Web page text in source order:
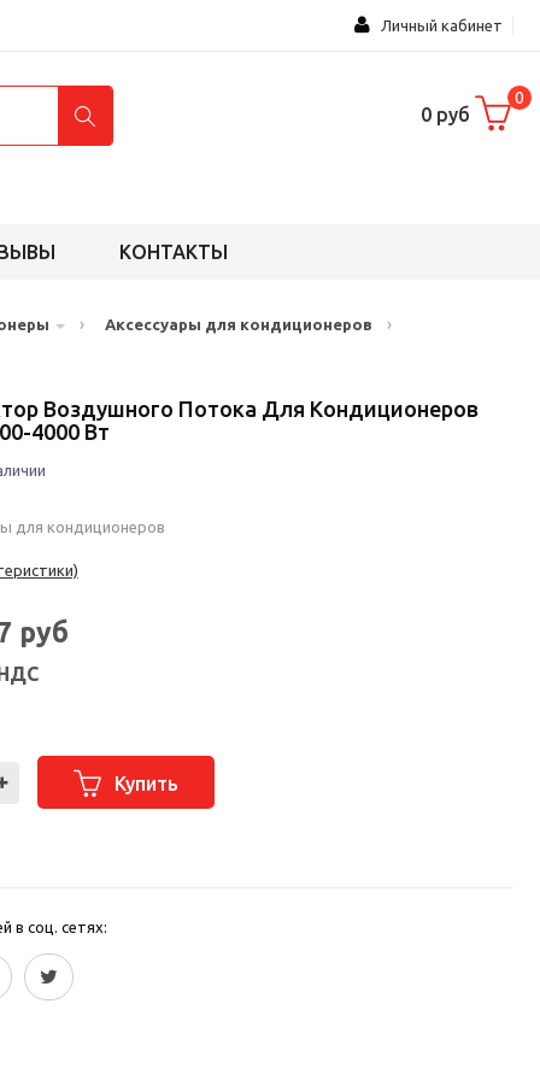
Личный кабинет
0 руб
0
КОНТАКТЫ
› Аксессуары для кондиционеров ›
Воздушного Потока Для Кондиционеров
4000 Вт
для кондиционеров
руб
Купить
в соц. сетях: